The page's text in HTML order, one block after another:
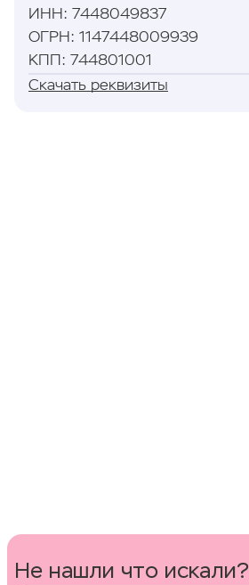
ИНН: 7448049837
ОГРН: 1147448009939
КПП : 744801001
Скачать реквизиты
Не нашли что искали?